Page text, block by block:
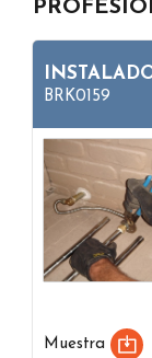
BRK0159
Muestra